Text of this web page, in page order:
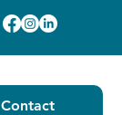
Contact